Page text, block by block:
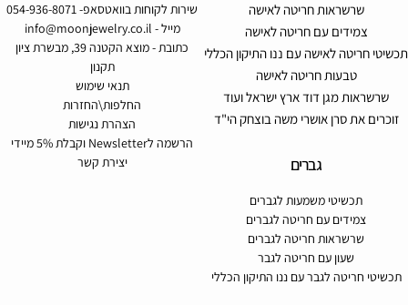
שרשראות חריטה לאישה
צמידים עם חריטה לאישה
תכשיטי חריטה לאישה עם ננו התיקון הכללי
טבעות חריטה לאישה
שרשראות מגן דוד ארץ ישראל ועוד
זוכרים את סרן אושרי משה בוצחק הי"ד
גברים
תכשיטי משמעות לגברים
צמידים עם חריטה לגברים
שרשראות חריטה לגברים
שעון עם חריטה לגבר
תכשיטי חריטה לגבר עם ננו התיקון הכללי
שירות לקוחות בוואטסאפ- 054-936-8071
מייל - info@moonjewelry.co.il
כתובת - מוצא הקטנה 39, מבשרת ציון
תקנון
תנאי שימוש
החלפות\החזרות
הצהרת נגישות
הרשמה לNewsletter וקבלת 5% מיידי
יצירת קשר